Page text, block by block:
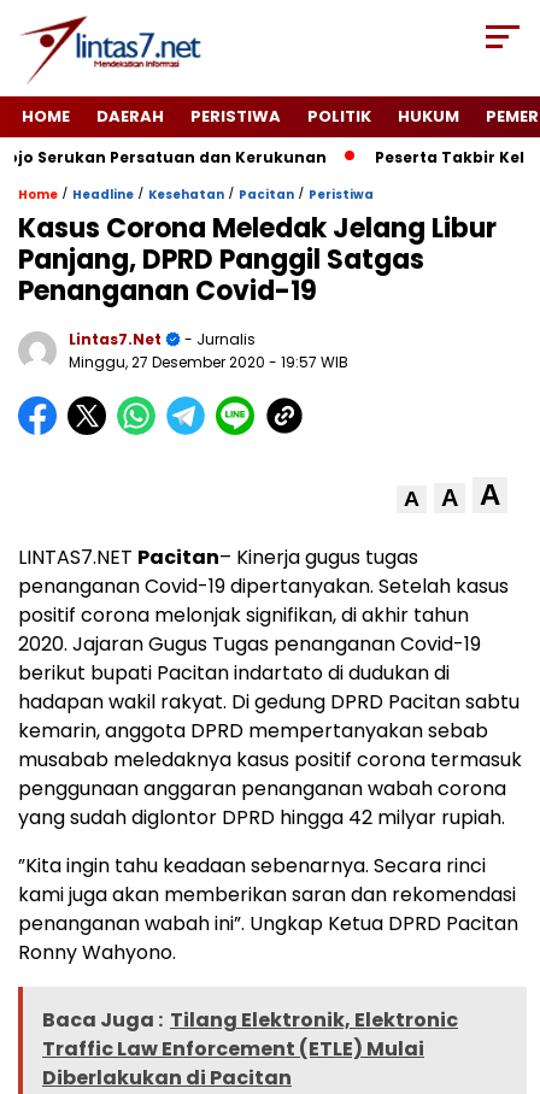
HOME DAERAH PERISTIWA POLITIK HUKUM
Serukan Persatuan dan Kerukunan Peserta Takbir
Home / Headline / Kesehatan / Pacitan / Peristiwa
Kasus Corona Meledak Jelang Libur
Panjang, DPRD Panggil Satgas
Penanganan Covid-19
Lintas7.net
- Jurnalis
Minggu, 27 Desember 2020 - 19:57 WIB
A A A
LINTAS7.NET Pacitan– Kinerja gugus tugas
penanganan Covid-19 dipertanyakan. Setelah kasus
positif corona melonjak signifikan, di akhir tahun
2020. Jajaran Gugus Tugas penanganan Covid-19
berikut bupati Pacitan indartato di dudukan di
hadapan wakil rakyat. Di gedung DPRD Pacitan sabtu
kemarin, anggota DPRD mempertanyakan sebab
musabab meledaknya kasus positif corona termasuk
penggunaan anggaran penanganan wabah corona
yang sudah diglontor DPRD hingga 42 milyar rupiah.
”Kita ingin tahu keadaan sebenarnya. Secara rinci
kami juga akan memberikan saran dan rekomendasi
penanganan wabah ini”. Ungkap Ketua DPRD Pacitan
Ronny Wahyono.
Baca Juga : Tilang Elektronik, Elektronic
Traffic Law Enforcement (ETLE) Mulai
Diberlakukan di Pacitan